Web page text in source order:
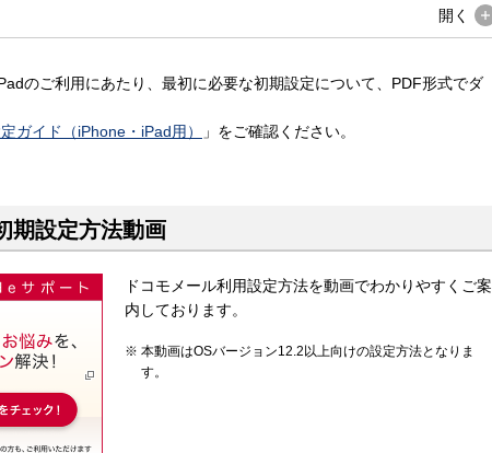
開く
のご利用にあたり、最初に必要な初期設定について、PDF形式でダ
ガイド（iPhone・iPad用） 」をご確認ください。
期設定方法動画
ドコモメール利用設定方法を動画でわかりやすくご案
内しております。
本動画はOSバージョン12.2以上向けの設定方法となりま
す。